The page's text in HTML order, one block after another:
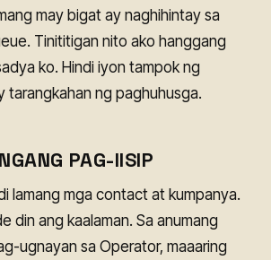
may bigat ay naghihintay sa
Tinititigan nito ako hanggang
ko. Hindi iyon tampok ng
tarangkahan ng paghuhusga.
PAG-IISIP
lamang mga contact at kumpanya.
din ang kaalaman. Sa anumang
ugnayan sa Operator, maaaring